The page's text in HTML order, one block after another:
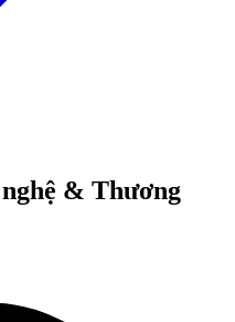
& Thương